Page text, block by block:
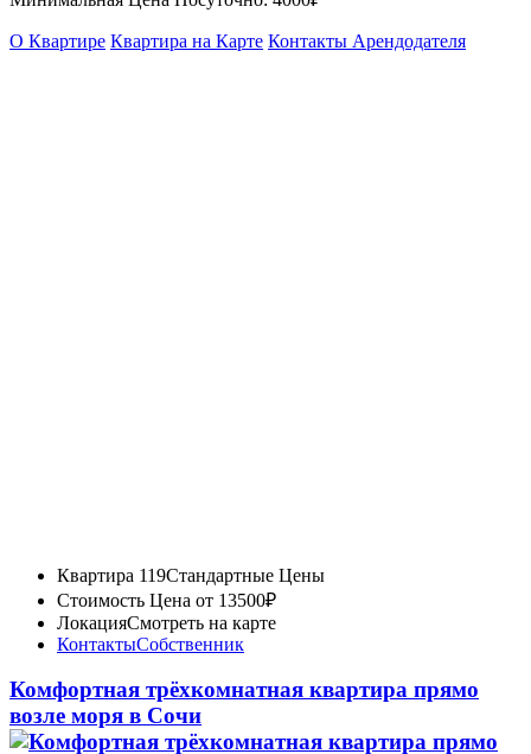
О Квартире Квартира на Карте Контакты Арендодателя
Квартира 119Стандартные Цены
Стоимость Цена от 13500₽
ЛокацияСмотреть на карте
КонтактыСобственник
Комфортная трёхкомнатная квартира прямо
возле моря в Сочи